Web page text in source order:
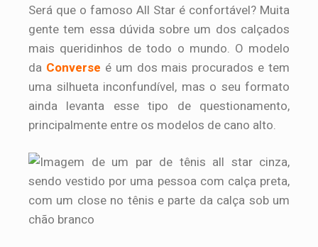
Será que o famoso All Star é confortável? Muita
gente tem essa dúvida sobre um dos calçados
mais queridinhos de todo o mundo. O modelo
da Converse é um dos mais procurados e tem
uma silhueta inconfundível, mas o seu formato
ainda levanta esse tipo de questionamento,
principalmente entre os modelos de cano alto.